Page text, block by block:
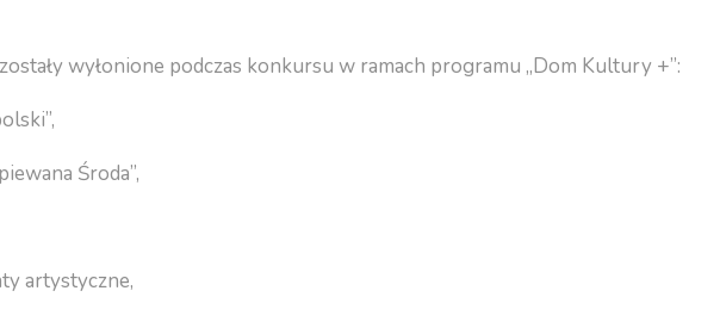
wyłonione podczas konkursu w ramach programu „Dom Kultury +”:
Środa”,
artystyczne,